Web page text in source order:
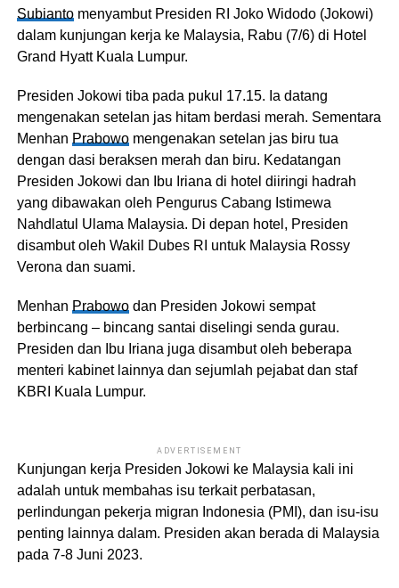
Subiantomenyambut Presiden RI Joko Widodo (Jokowi)
dalam kunjungan kerja ke Malaysia, Rabu (7/6) di Hotel
Grand Hyatt Kuala Lumpur.
Presiden Jokowi tiba pada pukul 17.15. Ia datang
mengenakan setelan jas hitam berdasi merah. Sementara
Menhan Prabowomengenakan setelan jas biru tua
dengan dasi beraksen merah dan biru. Kedatangan
Presiden Jokowi dan Ibu Iriana di hotel diiringi hadrah
yang dibawakan oleh Pengurus Cabang Istimewa
Nahdlatul Ulama Malaysia. Di depan hotel, Presiden
disambut oleh Wakil Dubes RI untuk Malaysia Rossy
Verona dan suami.
Menhan Prabowodan Presiden Jokowi sempat
berbincang – bincang santai diselingi senda gurau.
Presiden dan Ibu Iriana juga disambut oleh beberapa
menteri kabinet lainnya dan sejumlah pejabat dan staf
KBRI Kuala Lumpur.
ADVERTISEMENT
Kunjungan kerja Presiden Jokowi ke Malaysia kali ini
adalah untuk membahas isu terkait perbatasan,
perlindungan pekerja migran Indonesia (PMI), dan isu-isu
penting lainnya dalam. Presiden akan berada di Malaysia
pada 7-8 Juni 2023.